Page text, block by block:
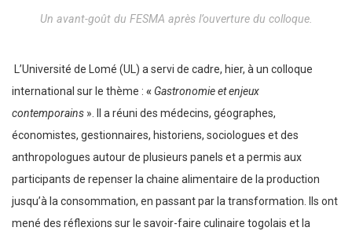
Un avant-goût du FESMA après l’ouverture du colloque.
L’Université de Lomé (UL) a servi de cadre, hier, à un colloque
international sur le thème : « Gastronomie et enjeux
contemporains ». Il a réuni des médecins, géographes,
économistes, gestionnaires, historiens, sociologues et des
anthropologues autour de plusieurs panels et a permis aux
participants de repenser la chaine alimentaire de la production
jusqu’à la consommation, en passant par la transformation. Ils ont
mené des réflexions sur le savoir-faire culinaire togolais et la